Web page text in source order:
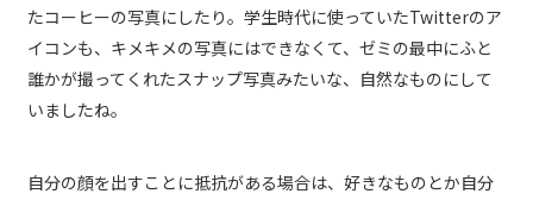
たコーヒーの写真にしたり。学生時代に使っていたTwitterのア
イコンも、キメキメの写真にはできなくて、ゼミの最中にふと
誰かが撮ってくれたスナップ写真みたいな、自然なものにして
いましたね。
自分の顔を出すことに抵抗がある場合は、好きなものとか自分